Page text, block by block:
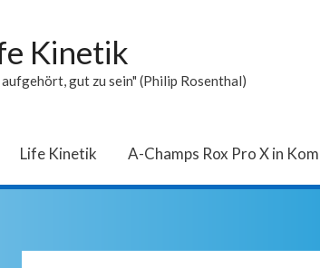
Kinetik
gut zu sein" (Philip Rosenthal)
Life Kinetik A-Champs Rox Pro X in